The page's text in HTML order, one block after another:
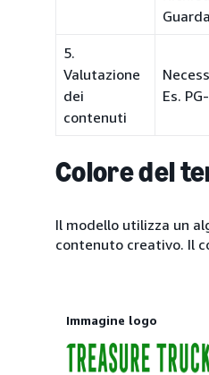
5.
Valutazione
dei
contenuti
Es.
Colore del
Il modello utilizza un
contenuto creativo. Il
Immagine logo